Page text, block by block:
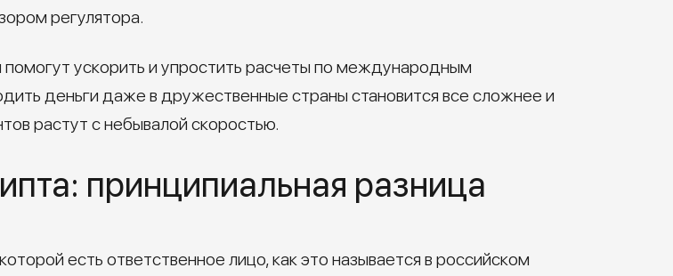
регулятора.
ускорить и упростить расчеты по международным
деньги даже в дружественные страны становится все сложнее и
растут с небывалой скоростью.
принципиальная разница
есть ответственное лицо, как это называется в российском